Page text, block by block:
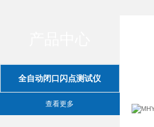
全自动闭口闪点测试仪
查看更多